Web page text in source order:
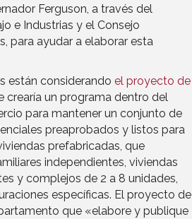
Ferguson, a través del
e Industrias y el Consejo
para ayudar a elaborar esta
están considerando el proyecto de
crearía un programa dentro del
para mantener un conjunto de
preaprobados y listos para
prefabricadas, que
independientes, viviendas
y complejos de 2 a 8 unidades,
específicas. El proyecto de
que «elabore y publique